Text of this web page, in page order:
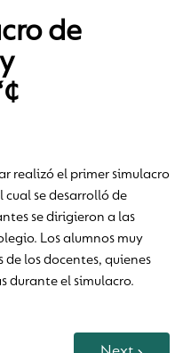
de
realizó el primer simulacro
cual se desarrolló de
se dirigieron a las
Los alumnos muy
los docentes, quienes
durante el simulacro.